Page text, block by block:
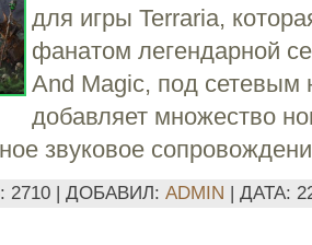
для игры Terraria,
фанатом легендарной
And Magic, под сетевым
добавляет множество
звуковое
| ДОБАВИЛ: ADMIN | ДАТА: